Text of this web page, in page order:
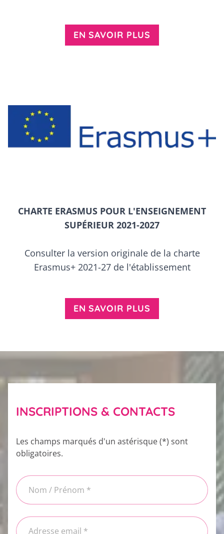
EN SAVOIR PLUS
CHARTE ERASMUS POUR L'ENSEIGNEMENT
SUPÉRIEUR 2021-2027
Consulter la version originale de la charte
Erasmus+ 2021-27 de l'établissement
EN SAVOIR PLUS
INSCRIPTIONS & CONTACTS
Les champs marqués d'un astérisque (*) sont
obligatoires.
Nom / Prénom *
Adresse email *